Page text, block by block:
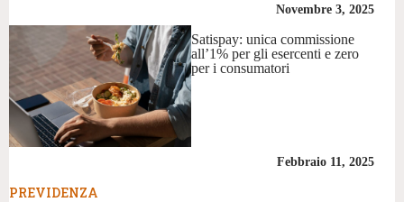
Novembre 3, 2025
Satispay: unica commissione
all’1% per gli esercenti e zero
per i consumatori
Febbraio 11, 2025
PREVIDENZA